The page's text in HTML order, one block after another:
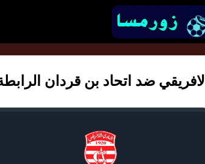
الافريقي ضد اتحاد بن قردان الرابطة